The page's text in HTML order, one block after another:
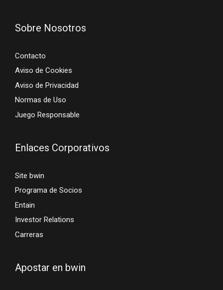
Sobre Nosotros
Contacto
Aviso de Cookies
Aviso de Privacidad
Normas de Uso
Juego Responsable
Enlaces Corporativos
Site bwin
Programa de Socios
Entain
Investor Relations
Carreras
Apostar en bwin